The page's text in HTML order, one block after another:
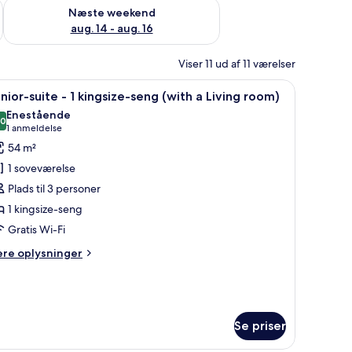
Næste weekend
aug. 14 - aug. 16
Viser 11 ud af 11 værelser
spisebord, to stole, en blå sofa, et sofabord og et stort vindue med udsigt
En moderne stue med en blå sofa, hvide
4 suite - 1 kingsize-seng (with a Living room)
ud af 10
Enestående
1 anmeldelse
(1
anmeldelse)
54 m²
1 soveværelse
Plads til 3 personer
1 kingsize-seng
Gratis Wi-Fi
oplysninger
Se priser